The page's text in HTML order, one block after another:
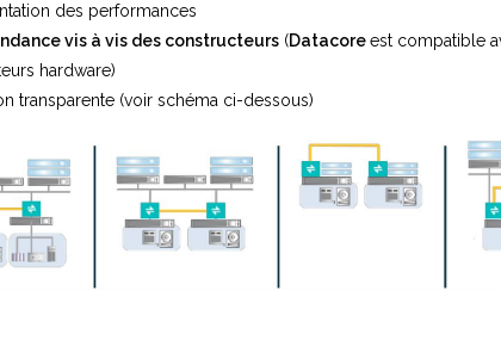
des performances
vis à vis des constructeurs (Datacoreest compatible
hardware)
transparente (voir schéma ci-dessous)